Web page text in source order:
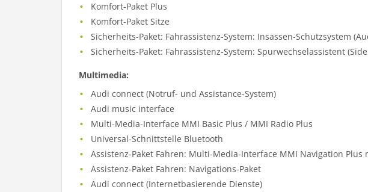
Komfort-Paket Plus
Komfort-Paket Sitze
Sicherheits-Paket: Fahrassistenz-System: Insassen-Schutzsystem
Sicherheits-Paket: Fahrassistenz-System: Spurwechselassistent
Multimedia:
Audi connect (Notruf- und Assistance-System)
Audi music interface
Multi-Media-Interface MMI Basic Plus / MMI Radio Plus
Universal-Schnittstelle Bluetooth
Assistenz-Paket Fahren: Multi-Media-Interface MMI Navigation Plus
Assistenz-Paket Fahren: Navigations-Paket
Audi connect (Internetbasierende Dienste)